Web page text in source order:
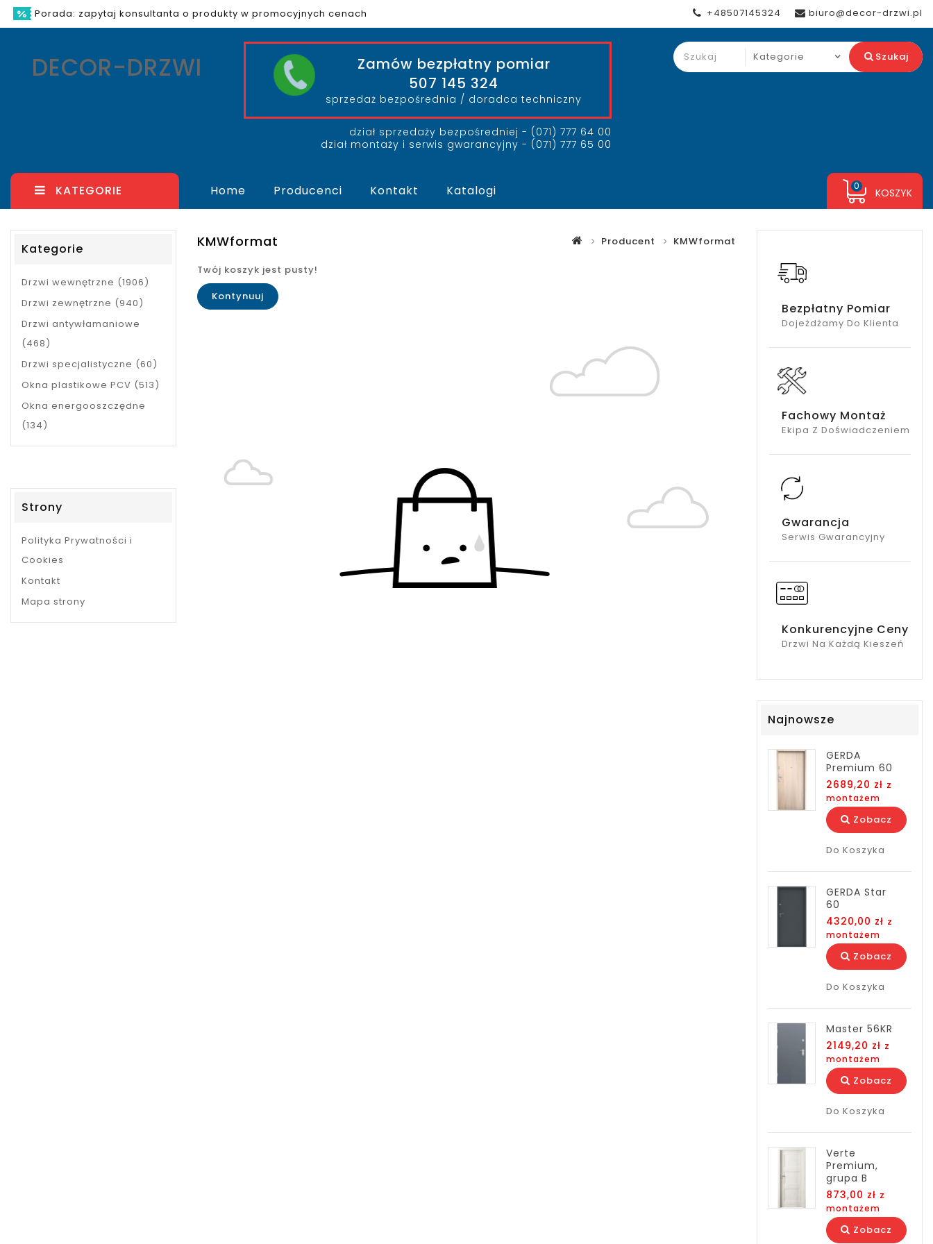
Porada: zapytaj konsultanta o produkty w promocyjnych cenach +48507145324 biuro@decor-drzwi.pl
DECOR-DRZWI
Zamów bezpłatny pomiar
507 145 324
sprzedaż bezpośrednia / doradca techniczny
dział sprzedaży bezpośredniej - (071) 777 64 00
dział montaży i serwis gwarancyjny - (071) 777 65 00
Szukaj
KATEGORIE Home Producenci Kontakt Katalogi KOSZYK
0
Kategorie
Drzwi wewnętrzne (1906)
Drzwi zewnętrzne (940)
Drzwi antywłamaniowe
(468)
Drzwi specjalistyczne (60)
Okna plastikowe PCV (513)
Okna energooszczędne
(134)
Strony
Polityka Prywatności i
Cookies
Kontakt
Mapa strony
KMWformat Producent KMWformat
Twój koszyk jest pusty!
Kontynuuj
Bezpłatny Pomiar
Dojeżdżamy Do Klienta
Fachowy Montaż
Ekipa Z Doświadczeniem
Gwarancja
Serwis Gwarancyjny
Konkurencyjne Ceny
Drzwi Na Każdą Kieszeń
Najnowsze
GERDA
Premium 60
2689,20 zł z
montażem
Zobacz
Do Koszyka
GERDA Star
60
4320,00 zł z
montażem
Zobacz
Do Koszyka
Master 56KR
2149,20 zł z
montażem
Zobacz
Do Koszyka
Verte
Premium,
grupa B
873,00 zł z
montażem
Zobacz